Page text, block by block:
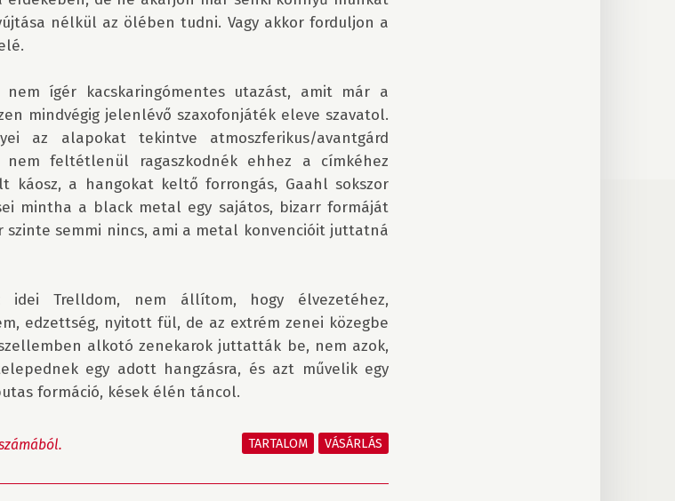
nélkül az ölében tudni. Vagy akkor forduljon a
ígér kacskaringómentes utazást, amit már a
mindvégig jelenlévő szaxofonjáték eleve szavatol.
az alapokat tekintve atmoszferikus/avantgárd
feltétlenül ragaszkodnék ehhez a címkéhez
káosz, a hangokat keltő forrongás, Gaahl sokszor
mintha a black metal egy sajátos, bizarr formáját
semmi nincs, ami a metal konvencióit juttatná
idei Trelldom, nem állítom, hogy élvezetéhez,
edzettség, nyitott fül, de az extrém zenei közegbe
alkotó zenekarok juttatták be, nem azok,
egy adott hangzásra, és azt művelik egy
formáció, kések élén táncol.
TARTALOM VÁSÁRLÁS